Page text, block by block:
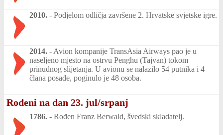
2010. - Podjelom odličja završene 2. Hrvatske svjetske igre.
2014. - Avion kompanije TransAsia Airways pao je u
naseljeno mjesto na ostrvu Penghu (Tajvan) tokom
prinudnog slijetanja. U avionu se nalazilo 54 putnika i 4
člana posade, poginulo je 48 osoba.
Rođeni na dan 23. jul/srpanj
1786. - Rođen Franz Berwald, švedski skladatelj.